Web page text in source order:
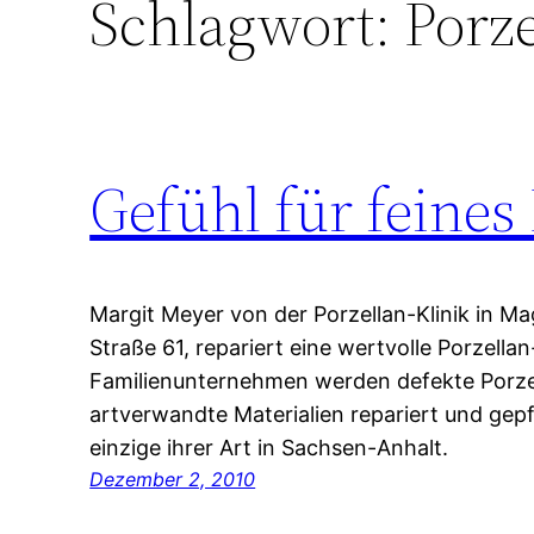
Schlagwort:
Gefühl für feines
Margit Meyer von der Porzellan-Klinik in
Straße 61, repariert eine wertvolle
Familienunternehmen werden defekte
artverwandte Materialien repariert und
einzige ihrer Art in Sachsen-Anhalt.
Dezember 2, 2010